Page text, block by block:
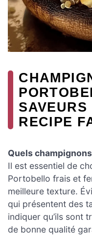
SAVEURS
RECIPE
Quels
Il est essentiel de
Portobello frais et
meilleure texture.
qui présentent des
indiquer qu’ils sont
de bonne qualité